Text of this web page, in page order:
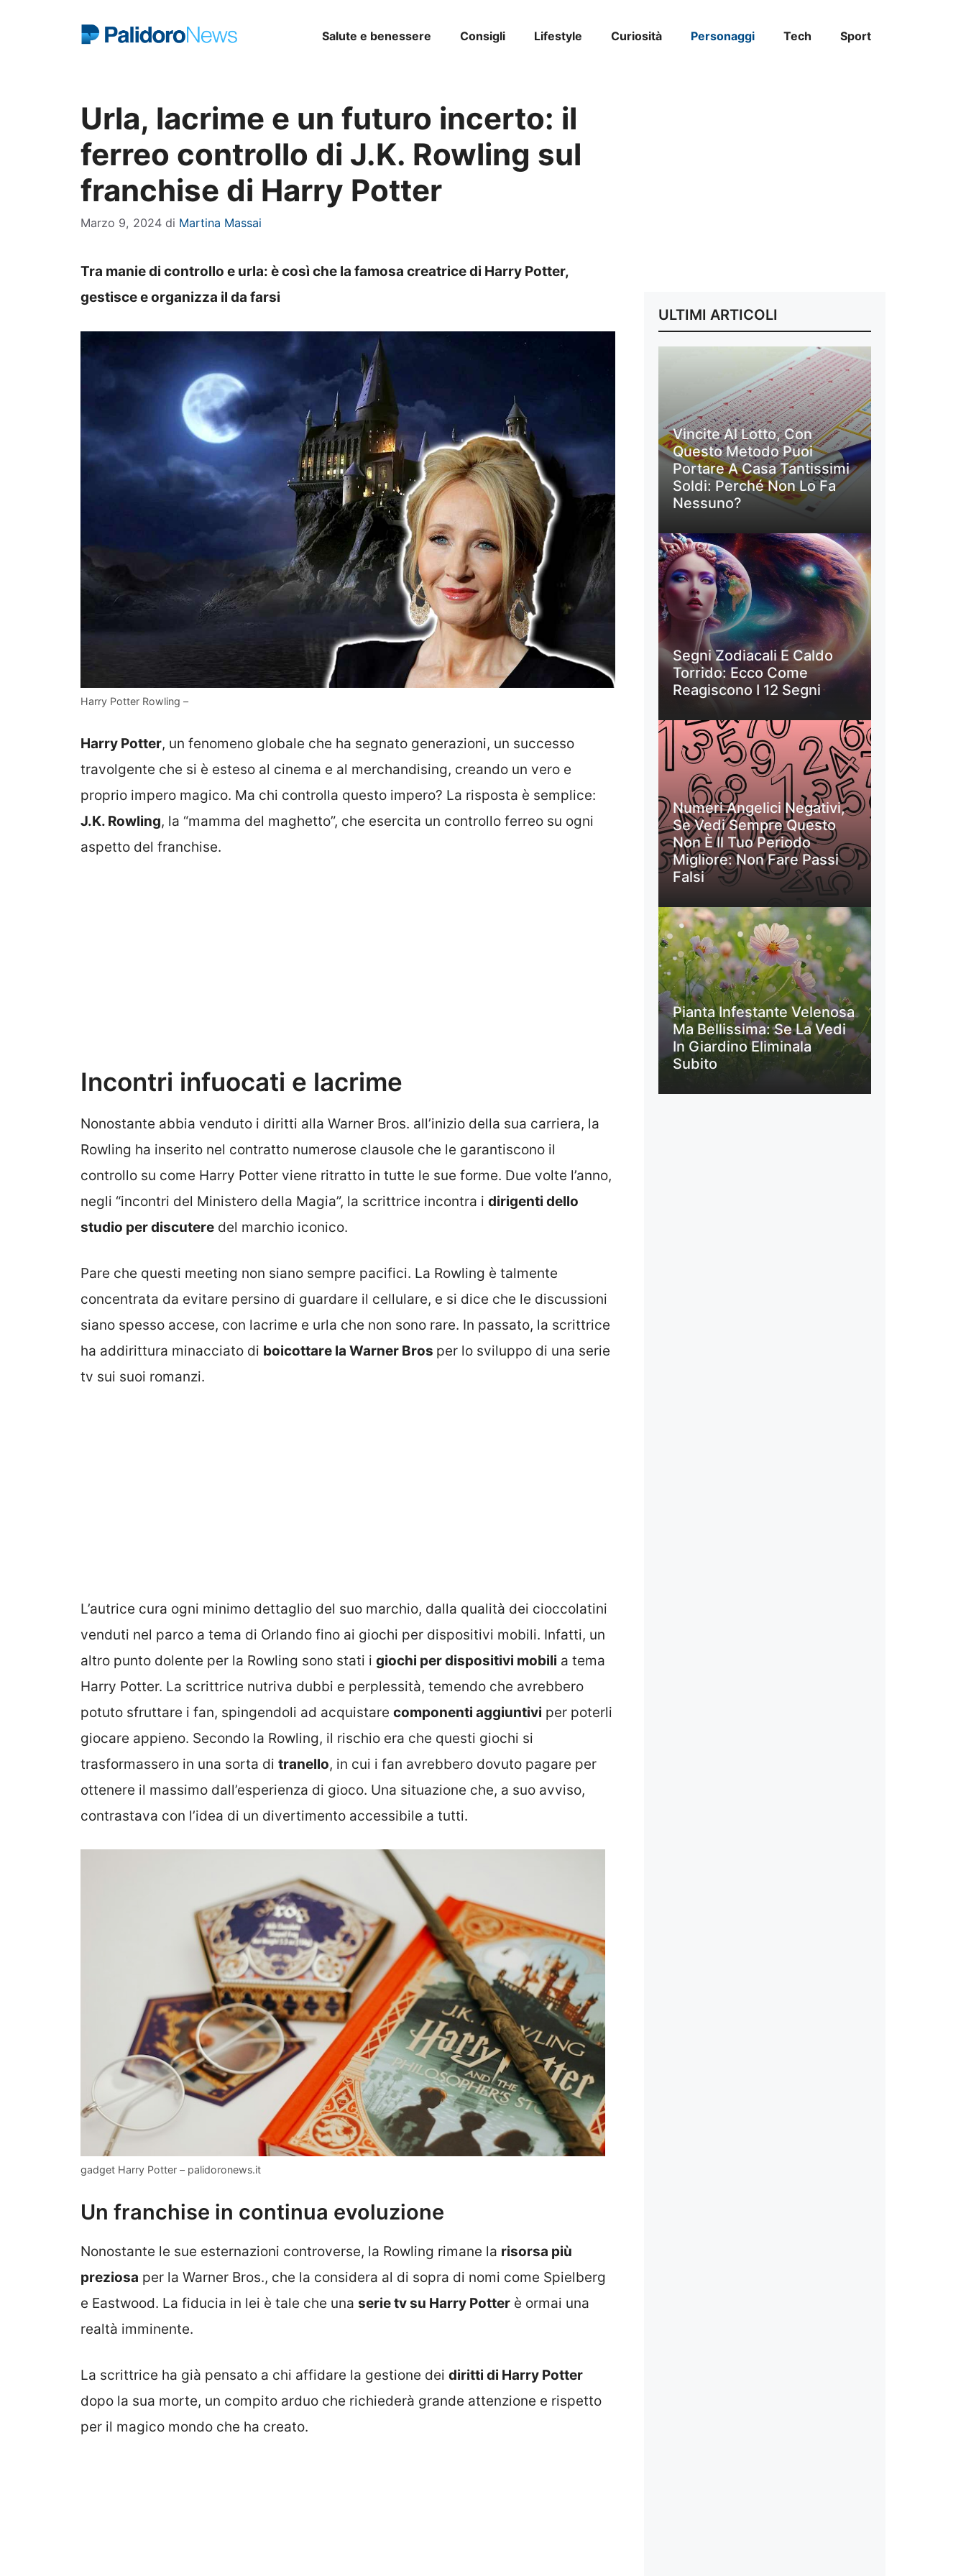
Salute e benessere Consigli Lifestyle Curiosità Personaggi Tech Sport
Urla, lacrime e un futuro incerto: il
ferreo controllo di J.K. Rowling sul
franchise di Harry Potter
Marzo 9, 2024 di Martina Massai
Tra manie di controllo e urla: è così che la famosa creatrice di Harry Potter,
gestisce e organizza il da farsi
Harry Potter Rowling –
Harry Potter, un fenomeno globale che ha segnato generazioni, un successo
travolgente che si è esteso al cinema e al merchandising, creando un vero e
proprio impero magico. Ma chi controlla questo impero? La risposta è semplice:
J.K. Rowling, la “mamma del maghetto”, che esercita un controllo ferreo su ogni
aspetto del franchise.
Incontri infuocati e lacrime
Nonostante abbia venduto i diritti alla Warner Bros. all’inizio della sua carriera, la
Rowling ha inserito nel contratto numerose clausole che le garantiscono il
controllo su come Harry Potter viene ritratto in tutte le sue forme. Due volte l’anno,
negli “incontri del Ministero della Magia”, la scrittrice incontra i dirigenti dello
studio per discutere del marchio iconico.
Pare che questi meeting non siano sempre pacifici. La Rowling è talmente
concentrata da evitare persino di guardare il cellulare, e si dice che le discussioni
siano spesso accese, con lacrime e urla che non sono rare. In passato, la scrittrice
ha addirittura minacciato di boicottare la Warner Bros per lo sviluppo di una serie
tv sui suoi romanzi.
L’autrice cura ogni minimo dettaglio del suo marchio, dalla qualità dei cioccolatini
venduti nel parco a tema di Orlando fino ai giochi per dispositivi mobili. Infatti, un
altro punto dolente per la Rowling sono stati i giochi per dispositivi mobili a tema
Harry Potter. La scrittrice nutriva dubbi e perplessità, temendo che avrebbero
potuto sfruttare i fan, spingendoli ad acquistare componenti aggiuntivi per poterli
giocare appieno. Secondo la Rowling, il rischio era che questi giochi si
trasformassero in una sorta di tranello, in cui i fan avrebbero dovuto pagare per
ottenere il massimo dall’esperienza di gioco. Una situazione che, a suo avviso,
contrastava con l’idea di un divertimento accessibile a tutti.
gadget Harry Potter – palidoronews.it
Un franchise in continua evoluzione
Nonostante le sue esternazioni controverse, la Rowling rimane la risorsa più
preziosa per la Warner Bros., che la considera al di sopra di nomi come Spielberg
e Eastwood. La fiducia in lei è tale che una serie tv su Harry Potter è ormai una
realtà imminente.
La scrittrice ha già pensato a chi affidare la gestione dei diritti di Harry Potter
dopo la sua morte, un compito arduo che richiederà grande attenzione e rispetto
per il magico mondo che ha creato.
ULTIMI ARTICOLI
Vincite Al Lotto, Con
Questo Metodo Puoi
Portare A Casa Tantissimi
Soldi: Perché Non Lo Fa
Nessuno?
Segni Zodiacali E Caldo
Torrido: Ecco Come
Reagiscono I 12 Segni
Numeri Angelici Negativi,
Se Vedi Sempre Questo
Non È Il Tuo Periodo
Migliore: Non Fare Passi
Falsi
Pianta Infestante Velenosa
Ma Bellissima: Se La Vedi
In Giardino Eliminala
Subito